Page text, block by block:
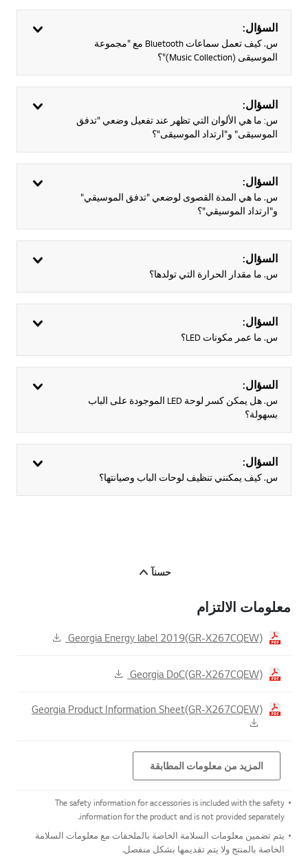
السؤال:
س. كيف تعمل سماعات Bluetooth مع "مجموعة
الموسيقى (Music Collection)"؟
السؤال:
س: ما هي الألوان التي تظهر عند تفعيل وضعي "تدفق
الموسيقى" و"ارتداد الموسيقى"؟
السؤال:
س. ما هي المدة القصوى لوضعي "تدفق الموسيقي"
و"ارتداد الموسيقي"؟
السؤال:
س. ما مقدار الحرارة التي تولدها؟
السؤال:
س. ما عمر مكونات LED؟
السؤال:
س. هل يمكن كسر لوحة LED الموجودة على الباب
بسهولة؟
السؤال:
س. كيف يمكنني تنظيف لوحات الباب وصيانتها؟
حسنآ
معلومات الالتزام
Georgia Energy label 2019(GR-X267CQEW)
Georgia DoC(GR-X267CQEW)
Georgia Product Information Sheet(GR-X267CQEW)
المزيد من معلومات المطابقة
The safety information for accessories is included with the safety
information for the product and is not provided separately.
يتم تضمين معلومات السلامة الخاصة بالملحقات مع معلومات السلامة
الخاصة بالمنتج ولا يتم تقديمها بشكل منفصل.